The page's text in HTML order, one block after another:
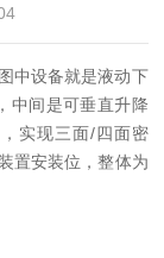
中设备就是液动下
中间是可垂直升降
实现三面/四面密
置安装位，整体为